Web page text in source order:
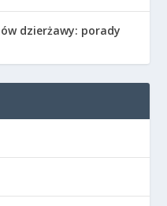
dzierżawy: porady